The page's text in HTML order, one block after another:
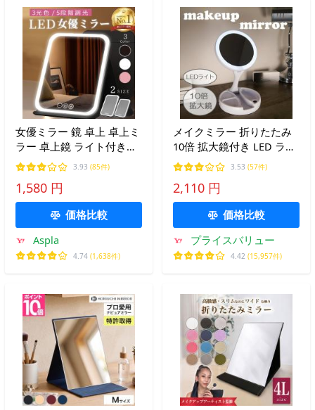
女優ミラー 鏡 卓上 卓上ミ
ラー 卓上鏡 ライト付きミ
ラー led 充電式 折りたた
み コンパクト かわいい 折
りたたみ 軽量 ミラー 持ち
運び 折り畳み 大きめ 旅行
3.93 (85件)
1,580 円
価格比較
Aspla
4.74 (1,638件)
メイクミラー 折りたたみ
10倍 拡大鏡付き LED ライ
ト メイクアップ ミラー 鏡
卓上 卓上鏡 メイク 化粧
女優鏡 女優ミラー 収納 照
明
3.53 (57件)
2,110 円
価格比較
プライスバリュー
4.42 (15,957件)